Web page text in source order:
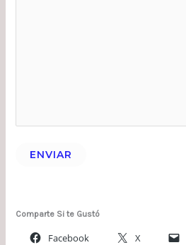
ENVIAR
Comparte Si te Gustó
Facebook X